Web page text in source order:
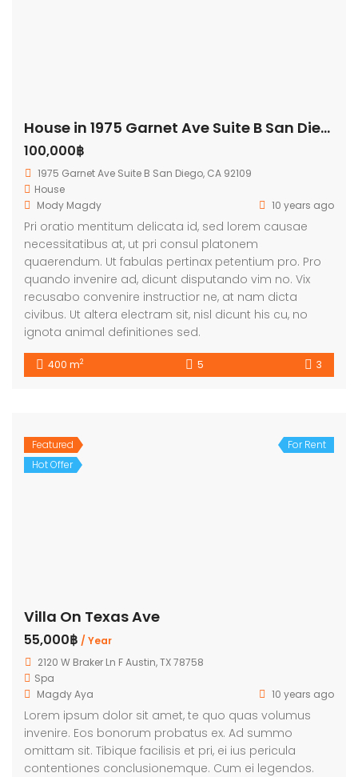
House in 1975 Garnet Ave Suite B San Diego
100,000฿
1975 Garnet Ave Suite B San Diego, CA 92109
House
Mody Magdy
10 years ago
Pri oratio mentitum delicata id, sed lorem causae
necessitatibus at, ut pri consul platonem
quaerendum. Ut fabulas pertinax petentium pro. Pro
quando invenire ad, dicunt disputando vim no. Vix
recusabo convenire instructior ne, at nam dicta
civibus. Ut altera electram sit, nisl dicunt his cu, no
ignota animal definitiones sed.
400 m2 5 3
Featured
Hot Offer
For Rent
Villa On Texas Ave
55,000฿ / Year
2120 W Braker Ln F Austin, TX 78758
Spa
Magdy Aya
10 years ago
Lorem ipsum dolor sit amet, te quo quas volumus
invenire. Eos bonorum probatus ex. Ad summo
omittam sit. Tibique facilisis et pri, ei ius pericula
contentiones conclusionemque. Cum ei legendos.